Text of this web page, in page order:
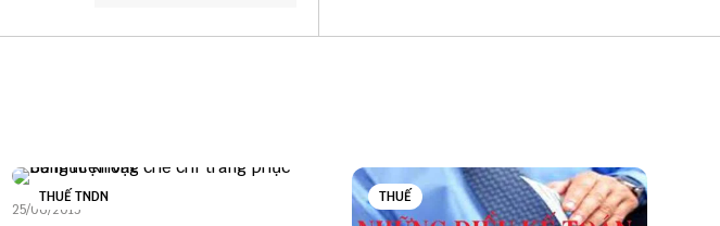
THUẾ TNDN
25/06/2015
THUẾ